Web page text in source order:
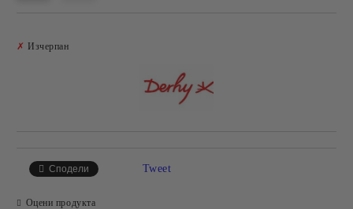
✗ Изчерпан
Сподели Tweet
Оцени продукта